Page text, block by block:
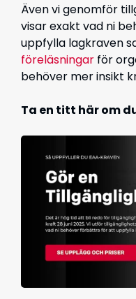
Även vi genomför
visar exakt vad ni
uppfylla lagkraven
föreläsningar för
behöver mer insikt
Ta en titt här om